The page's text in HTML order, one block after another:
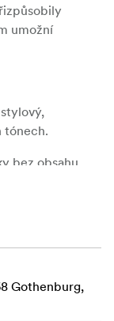
umožní
tónech.
bez obsahu
estetika
dekor.
Gothenburg,